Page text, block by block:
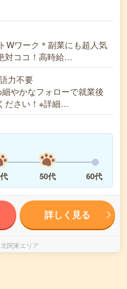
Wワーク＊副業にも超人気
対ココ！高時給…
力不要
やかなフォローで就業後
ださい！※詳細…
50代 60代
詳しく見る
関東エリア